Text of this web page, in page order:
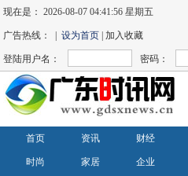
现在是：2026-08-07 04:41:57 星期五
广告热线： |设为首页 | 加入收藏
登陆用户名： 密码：
首页 资讯 财经
时尚 家居 企业